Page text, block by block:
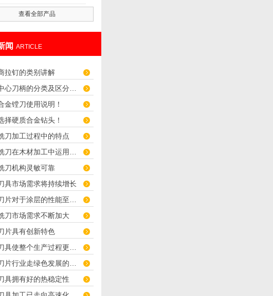
查看全部产品
闻 ARTICLE
拉钉的类别讲解
金镗刀使用说明！
择硬质合金钻头！
刀加工过程中的特点
刀机构灵敏可靠
具市场需求将持续增长
刀市场需求不断加大
片具有创新特色
具拥有好的热稳定性